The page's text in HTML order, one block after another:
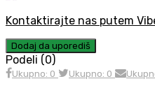
Kontaktirajte nas putem
Dodaj da uporediš
Podeli (0)
Ukupno: 0 Ukupno: 0